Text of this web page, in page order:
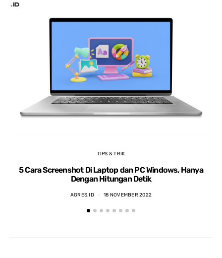
TIPS & TRIK
5 Cara Screenshot Di Laptop dan PC Windows, Hanya
Dengan Hitungan Detik
AGRES.ID 18 NOVEMBER 2022